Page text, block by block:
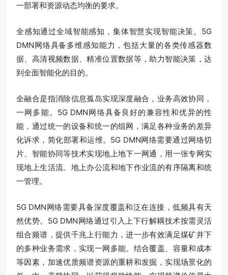
一部署和资源动态均衡的要求。
全感知通过全域智能感知，集体智慧实现智能决策。5G
DMN网络具备多维感知能力，包括大量的各类传感器数
据、高清视频数据、精准位置数据等，助力智能决策，达
到全面智能化的目的。
全融合是指消除信息孤岛实现深度融合，业务高效协同，
一网多能。5G DMN网络具备良好的兼容性和优异的性
能，通过统一的设备和统一的组网，满足各种业务的差异
化诉求，简化部署和运维。5G DMN网络需要通过网络切
片、智能协同等技术实现地上地下一网通，用一张专网实
现地上生活流、地上办公流和地下作业流的有序隔离和统
一管理。
5G DMN网络需要具备深度覆盖和泛在连接，低频具有天
然优势。5G DMN网络通过引入上下行解耦技术按需灵活
组合频谱，提供千兆上行能力，进一步有效满足煤矿井下
的多种业务需求，实现一网多能。结合覆盖、容量和成本
等因素，加速优质频谱资源的重耕和发掘，实现场景化的